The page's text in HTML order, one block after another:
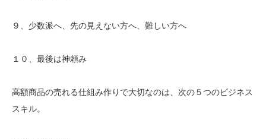
９、少数派へ、先の見えない方へ、難しい方へ
１０、最後は神頼み
高額商品の売れる仕組み作りで大切なのは、次の５つのビジネス
スキル。